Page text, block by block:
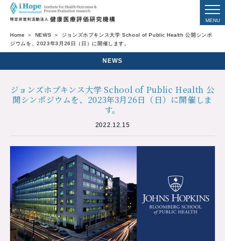
Home NEWS
ジョンズホプキンス大学 School of Public Health 公開シンポ
ジウムを、2023年3月26日（日）に開催します。
NEWS
ジョンズホプキンス大学 School of Public Health 公
開シンポジウムを、2023年3月26日（日）に開催しま
す。
2022.12.15